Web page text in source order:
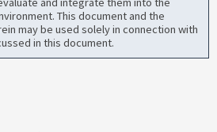
This document and the
may be used solely in connection with
in this document.